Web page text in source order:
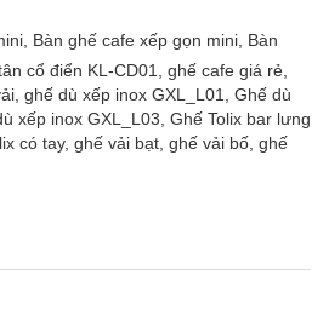
Bàn ghế cafe xếp gọn mini, Bàn
cổ điển KL-CD01, ghế cafe giá rẻ,
ghế dù xếp inox GXL_L01, Ghế dù
xếp inox GXL_L03, Ghế Tolix bar lưng
có tay, ghế vải bạt, ghế vải bố, ghế